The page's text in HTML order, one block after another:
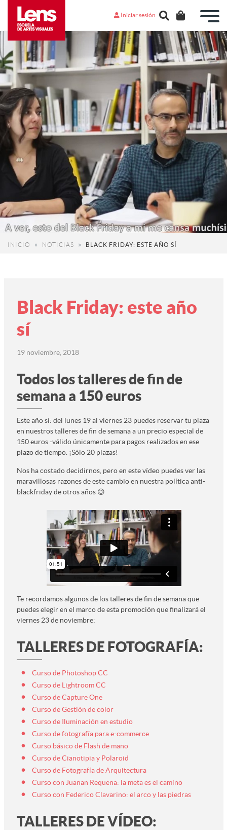
Iniciar sesión
INICIO NOTICIAS BLACK FRIDAY: ESTE AÑO SÍ
Black Friday: este año
sí
19 noviembre, 2018
Todos los talleres de fin de
semana a 150 euros
Este año sí: del lunes 19 al viernes 23 puedes reservar tu plaza
en nuestros talleres de fin de semana a un precio especial de
150 euros -válido únicamente para pagos realizados en ese
plazo de tiempo. ¡Sólo 20 plazas!
Nos ha costado decidirnos, pero en este vídeo puedes ver las
maravillosas razones de este cambio en nuestra política anti-
blackfriday de otros años 😉
Te recordamos algunos de los talleres de fin de semana que
puedes elegir en el marco de esta promoción que finalizará el
viernes 23 de noviembre:
TALLERES DE FOTOGRAFÍA:
Curso de Photoshop CC
Curso de Lightroom CC
Curso de Capture One
Curso de Gestión de color
Curso de Iluminación en estudio
Curso de fotografía para e-commerce
Curso básico de Flash de mano
Curso de Cianotipia y Polaroid
Curso de Fotografía de Arquitectura
Curso con Juanan Requena: la meta es el camino
Curso con Federico Clavarino: el arco y las piedras
TALLERES DE VÍDEO: